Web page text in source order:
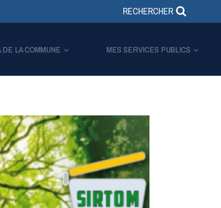
RECHERCHER
DE LA COMMUNE MES SERVICES PUBLICS